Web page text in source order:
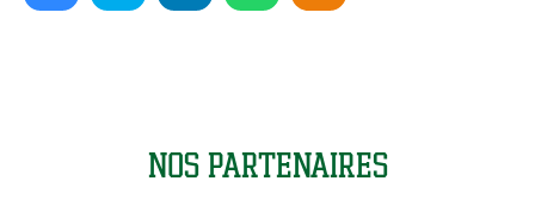
Nos partenaires